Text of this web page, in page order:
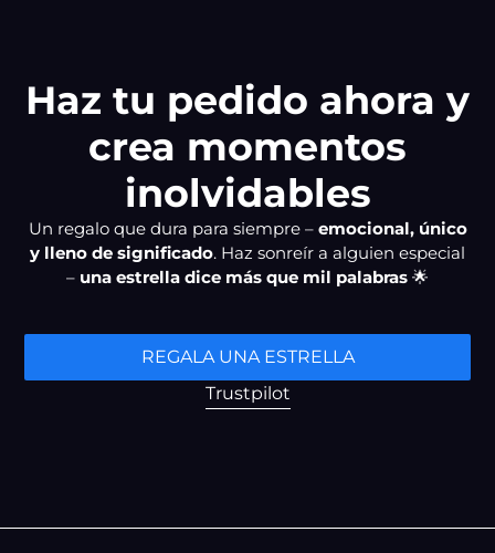
Haz tu pedido ahora y
crea momentos
inolvidables
Un regalo que dura para siempre – emocional, único
y lleno de significado. Haz sonreír a alguien especial
– una estrella dice más que mil palabras 🌟
REGALA UNA ESTRELLA
Trustpilot